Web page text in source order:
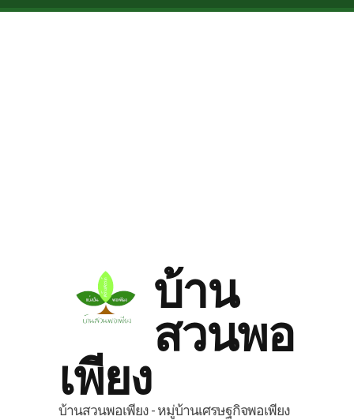
Skip to main content
บ้าน
สวนพอ
เพียง
บ้านสวนพอเพียง - หมู่บ้านเศรษฐกิจพอเพียง